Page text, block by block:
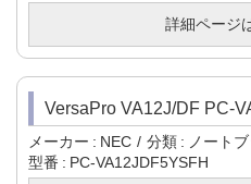
詳細ページ
VersaPro VA12J/DF PC-
メーカー NEC 分類
ノート
型番
PC-VA12JDF5YSFH